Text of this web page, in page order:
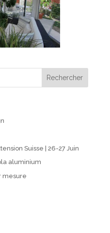
Suisse | 26-27 Juin
aluminium
mesure